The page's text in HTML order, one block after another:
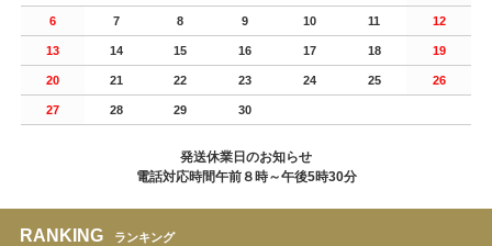
6 7 8 9 10 11 12
13 14 15 16 17 18 19
20 21 22 23 24 25 26
27 28 29 30
発送休業日のお知らせ
電話対応時間午前８時～午後5時30分
RANKING ランキング